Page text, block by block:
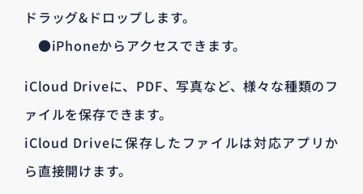
ドラッグ&ドロップします。
●iPhoneからアクセスできます。
iCloud Driveに、PDF、写真など、様々な種類のフ
ァイルを保存できます。
iCloud Driveに保存したファイルは対応アプリか
ら直接開けます。